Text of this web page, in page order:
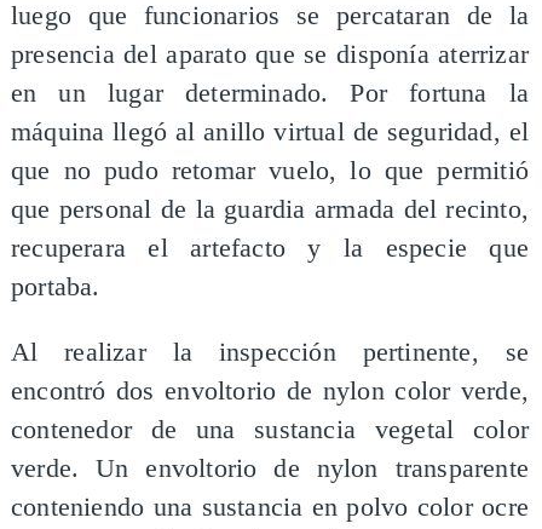
luego que funcionarios se percataran de la
presencia del aparato que se disponía aterrizar
en un lugar determinado. Por fortuna la
máquina llegó al anillo virtual de seguridad, el
que no pudo retomar vuelo, lo que permitió
que personal de la guardia armada del recinto,
recuperara el artefacto y la especie que
portaba.
Al realizar la inspección pertinente, se
encontró dos envoltorio de nylon color verde,
contenedor de una sustancia vegetal color
verde. Un envoltorio de nylon transparente
conteniendo una sustancia en polvo color ocre